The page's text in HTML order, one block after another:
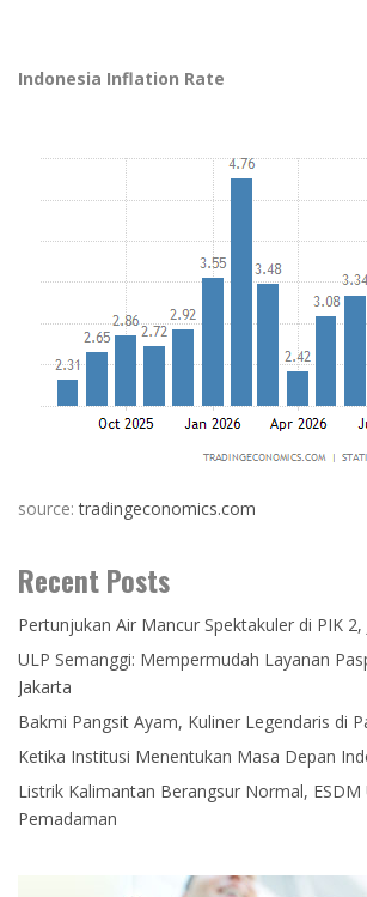
Indonesia Inflation Rate
source:tradingeconomics.com
Recent Posts
Pertunjukan Air Mancur Spektakuler di PIK 2,
ULP Semanggi: Mempermudah Layanan
Jakarta
Bakmi Pangsit Ayam, Kuliner Legendaris di
Ketika Institusi Menentukan Masa Depan
Listrik Kalimantan Berangsur Normal, ESDM
Pemadaman